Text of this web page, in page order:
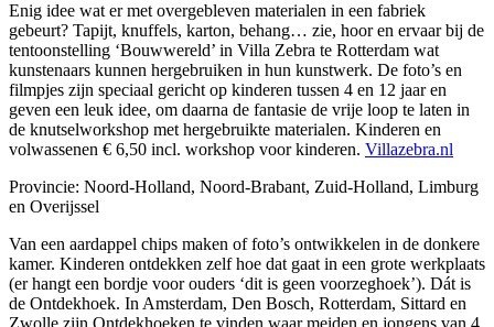
Enig idee wat er met overgebleven materialen in een fabriek
gebeurt? Tapijt, knuffels, karton, behang… zie, hoor en ervaar bij de
tentoonstelling ‘Bouwwereld’ in Villa Zebra te Rotterdam wat
kunstenaars kunnen hergebruiken in hun kunstwerk. De foto’s en
filmpjes zijn speciaal gericht op kinderen tussen 4 en 12 jaar en
geven een leuk idee, om daarna de fantasie de vrije loop te laten in
de knutselworkshop met hergebruikte materialen. Kinderen en
volwassenen € 6,50 incl. workshop voor kinderen. Villazebra.nl
Provincie: Noord-Holland, Noord-Brabant, Zuid-Holland, Limburg
en Overijssel
Van een aardappel chips maken of foto’s ontwikkelen in de donkere
kamer. Kinderen ontdekken zelf hoe dat gaat in een grote werkplaats
(er hangt een bordje voor ouders ‘dit is geen voorzeghoek’). Dát is
de Ontdekhoek. In Amsterdam, Den Bosch, Rotterdam, Sittard en